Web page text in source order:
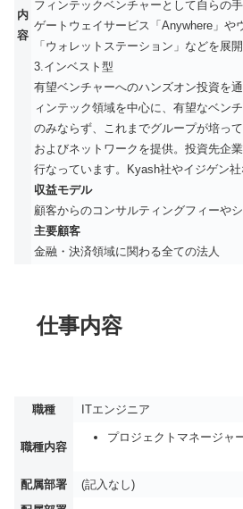
内
容
フィンテックベンチャーとして自らの
ゲートウェイサービス「Anywhere」や
「ウォレットステーション」などを展開
3.インベスト型
有望ベンチャーへのハンズオン投資を
ィンテック領域を中心に、有望なベン
のみならず、これまでグループが培っ
およびネットワークを提供。投資先企
行なっています。Kyash社やイジゲン社
収益モデル
顧客からのコンサルティングフィーや
主要顧客
金融・決済領域に関わる全ての法人
仕事内容
職種 ITエンジニア
職種内容
プロジェクトマネージャ
配属部署
(記入なし)